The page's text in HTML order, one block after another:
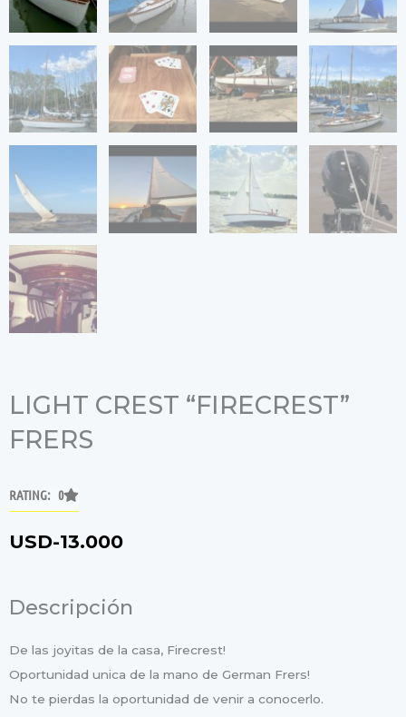
LIGHT CREST “FIRECREST”
FRERS
RATING: 0
USD-13.000
Descripción
De las joyitas de la casa, Firecrest!
Oportunidad unica de la mano de German Frers!
No te pierdas la oportunidad de venir a conocerlo.